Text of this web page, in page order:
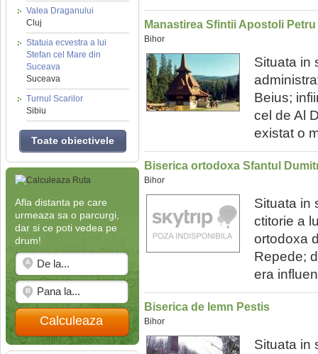
Valea Draganului
Cluj
Statuia ecvestra a lui
Stefan cel Mare din
Suceava
Suceava
Turnul Scarilor
Sibiu
Toate obiectivele
Afla distanta pe care
urmeaza sa o parcurgi,
dar si ce poti vedea pe
drum!
Calculeaza
Manastirea Sfintii Apostoli
Bihor
Situata in
Beius;
cel de Al
existat o
Biserica ortodoxa Sfantul
Bihor
Situata in
ctitorie a
ortodoxa
Repede;
era
Biserica de lemn Pestis
Bihor
Situata in